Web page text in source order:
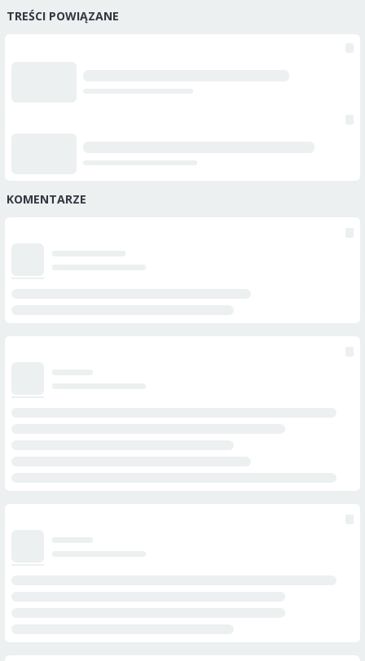
TREŚCI POWIĄZANE
KOMENTARZE